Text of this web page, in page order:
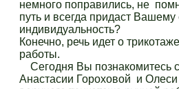
немного поправились, не
путь и всегда придаст
индивидуальность?
Конечно, речь идет о
работы.
Сегодня Вы познакомитесь
Анастасии Гороховой и